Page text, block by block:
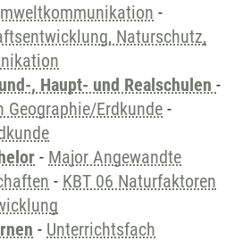
-
Naturschutz,
, Haupt- und Realschulen -
Geographie/Erdkunde -
- Major Angewandte
- KBT 06 Naturfaktoren
- Unterrichtsfach